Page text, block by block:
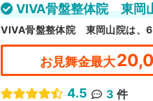
VIVA骨盤整体院 東岡
VIVA骨盤整体院 東岡山院は、6
お見舞金最大
4.5 3 件